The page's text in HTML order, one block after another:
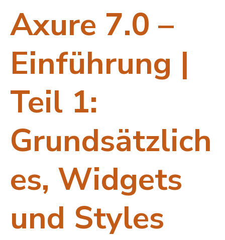
Axure 7.0 –
Einführung |
Teil 1:
Grundsätzlich
es, Widgets
und Styles